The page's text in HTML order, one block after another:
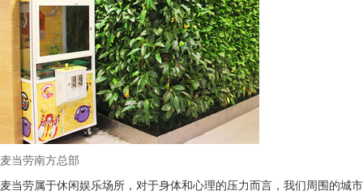
麦当劳南方总部
麦当劳属于休闲娱乐场所，对于身体和心理的压力而言，我们周围的城市